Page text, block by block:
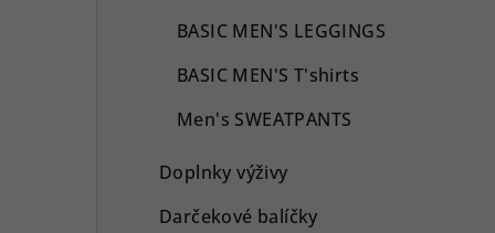
BASIC MEN'S LEGGINGS
BASIC MEN'S T'shirts
Men's SWEATPANTS
Doplnky výživy
Darčekové balíčky